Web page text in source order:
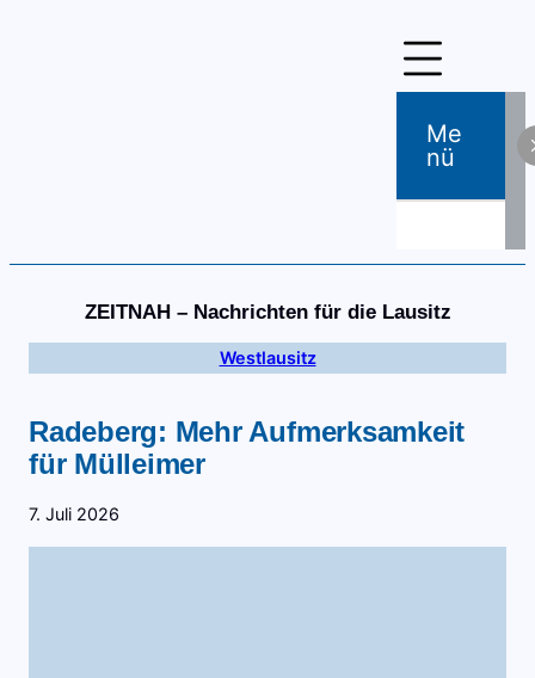
Me
Nü
ZEITNAH – Nachrichten für die Lausitz
Westlausitz
Radeberg: Mehr Aufmerksamkeit
für Mülleimer
7. Juli 2026